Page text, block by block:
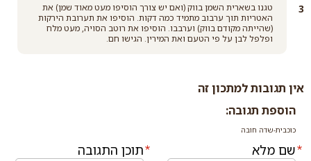
טגנו בשארית השמן בווק (ואם יש צורך הוסיפו מעט מאוד שמן) את
האטריות תוך ערבוב מתמיד כמה דקות. הוסיפו את תערובת הירקות
(שהייתה מקודם בווק) וערבבו. הוסיפו את רוטב הסויה, מעט מלח
ופלפל לבן על פי הטעם ואת המירין. הגישו חם.
אין תגובות למתכון זה
הוספת תגובה:
כוכבית-שדה חובה
שם מלא תוכן התגובה